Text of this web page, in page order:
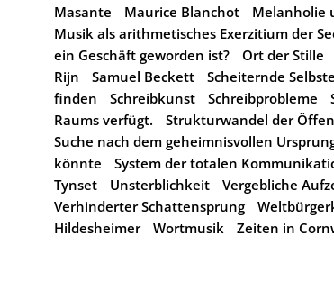
Masante
Maurice Blanchot Melanholie
Musik als arithmetisches Exerzitium der
ein Geschäft geworden ist?
Ort der Stille
Rijn
Samuel Beckett Scheiternde
finden
Schreibkunst Schreibprobleme
Raums verfügt.
Strukturwandel der
Suche nach dem geheimnisvollen
könnte
System der totalen
Tynset
Unsterblichkeit Vergebliche
Verhinderter Schattensprung
Hildesheimer
Wortmusik Zeiten in